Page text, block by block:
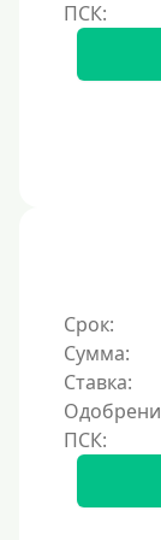
Наличными
По телефону
На
На
На
На
На именную
На
На чужую
Срок:
Сумма:
Ставка: